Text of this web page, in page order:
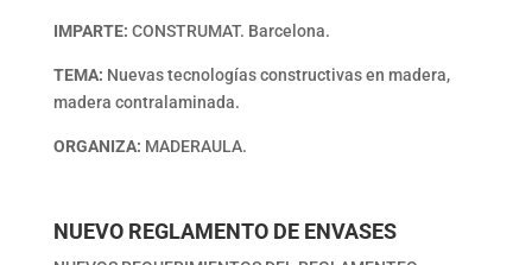
IMPARTE: CONSTRUMAT. Barcelona.
TEMA: Nuevas tecnologías constructivas en madera,
madera contralaminada.
ORGANIZA: MADERAULA.
NUEVO REGLAMENTO DE ENVASES